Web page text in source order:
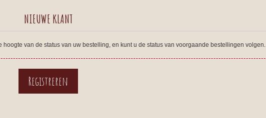
NIEUWE KLANT
van de status van uw bestelling, en kunt u de status van voorgaande bestellingen volgen.